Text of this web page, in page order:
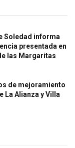
Soledad informa
presentada en
las Margaritas
de mejoramiento
La Alianza y Villa